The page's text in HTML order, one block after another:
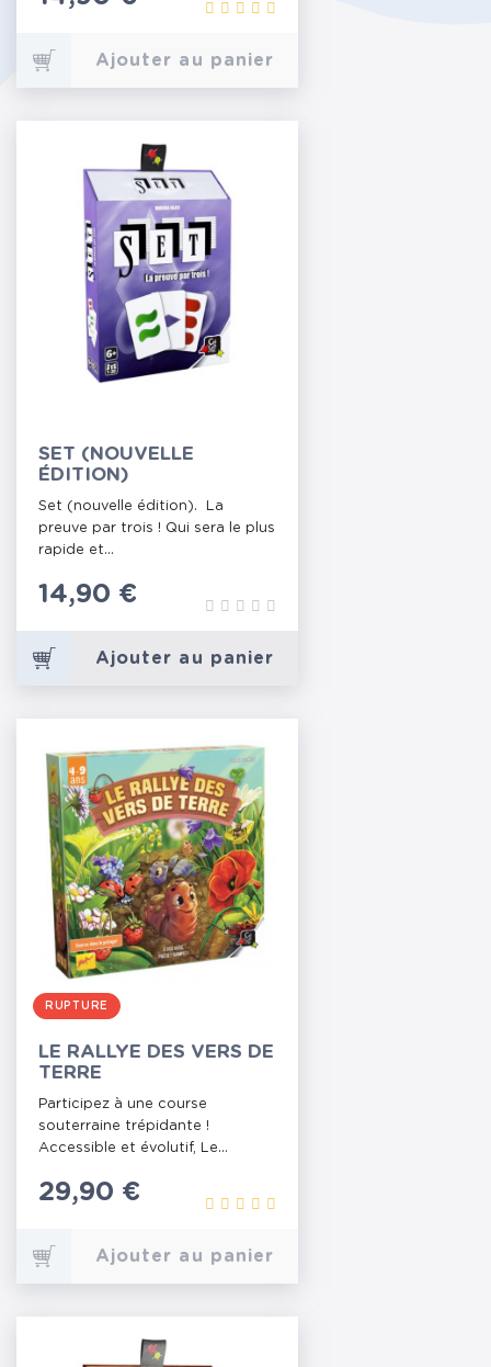
Ajouter au panier
SET (NOUVELLE
ÉDITION)
Set (nouvelle édition). La
preuve par trois ! Qui sera le plus
rapide et...
Prix
14,90 €
Ajouter au panier
RUPTURE
LE RALLYE DES VERS DE
TERRE
Participez à une course
souterraine trépidante !
Accessible et évolutif, Le...
Prix
29,90 €
Ajouter au panier